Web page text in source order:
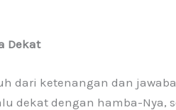
Dekat
dari ketenangan dan
dekat dengan hamba-